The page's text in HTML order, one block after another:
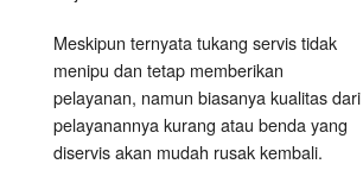
Meskipun ternyata tukang servis tidak
menipu dan tetap memberikan
pelayanan, namun biasanya kualitas dari
pelayanannya kurang atau benda yang
diservis akan mudah rusak kembali.